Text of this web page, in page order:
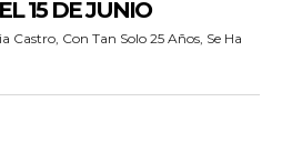
15 DE JUNIO
Castro, Con Tan Solo 25 Años, Se Ha